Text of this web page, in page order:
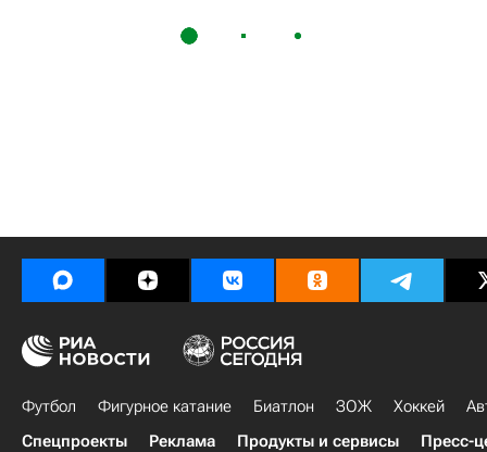
Футбол Фигурное катание Биатлон ЗОЖ Хоккей
Спецпроекты
Реклама Продукты и сервисы Пресс-